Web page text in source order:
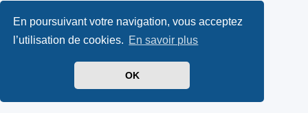
En poursuivant votre navigation, vous acceptez
l’utilisation de cookies. En savoir plus
OK